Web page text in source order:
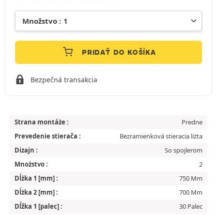
PRIDAŤ DO KOŠÍKA
Bezpečná transakcia
Strana montáże :
Predne
Prevedenie stierača :
Bezramienková stieracia liżta
Dizajn :
So spojlerom
Mnożstvo :
2
Dĺżka 1 [mm] :
750 Mm
Dĺżka 2 [mm] :
700 Mm
Dĺžka 1 [palec] :
30 Palec